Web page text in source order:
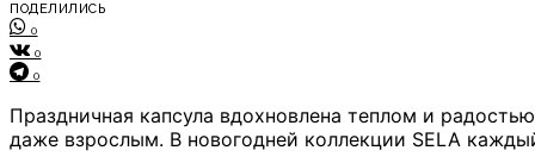
ПОДЕЛИЛИСЬ
0
0
0
Праздничная капсула вдохновлена теплом и
даже взрослым. В новогодней коллекции SELA